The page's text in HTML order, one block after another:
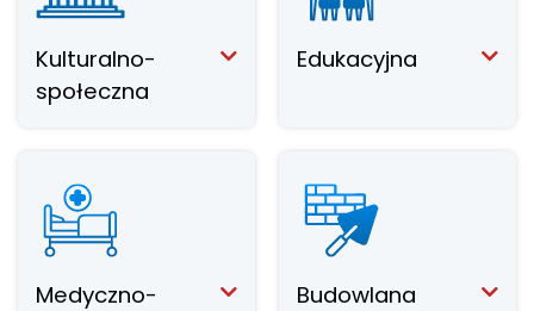
Kulturalno-
społeczna
Edukacyjna
Medyczno-
Budowlana